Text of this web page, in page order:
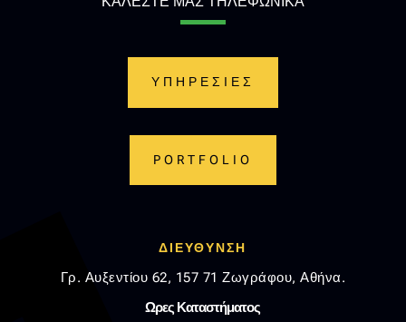
ΥΠΗΡΕΣΙΕΣ
PORTFOLIO
ΔΙΕΥΘΥΝΣΗ
Γρ. Αυξεντίου 62, 157 71 Ζωγράφου, Αθήνα.
Ωρες Καταστήματος